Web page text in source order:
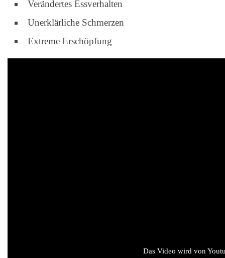
Verändertes Essverhalten
Unerklärliche Schmerzen
Extreme Erschöpfung
Das Video wird von